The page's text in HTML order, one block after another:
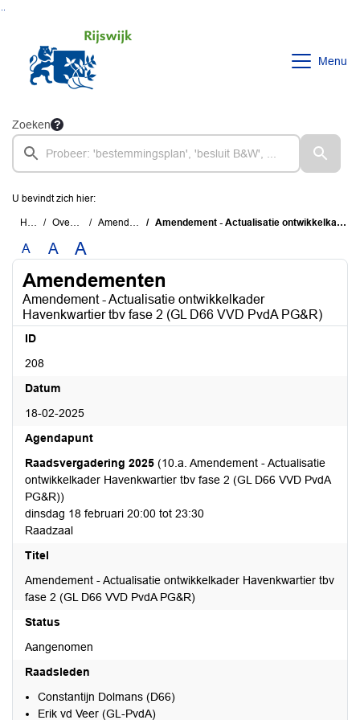
Menu
Zoeken
U bevindt zich hier:
Home Overzichten Amendementen Amendement - Actualisatie ontwikkelkader Havenkwartier tbv fase 2 (GL D66 VVD PvdA PG&R)
A A A
Amendementen
Amendement - Actualisatie ontwikkelkader
Havenkwartier tbv fase 2 (GL D66 VVD PvdA PG&R)
ID
208
Datum
18-02-2025
Agendapunt
Raadsvergadering 2025 (10.a. Amendement - Actualisatie
ontwikkelkader Havenkwartier tbv fase 2 (GL D66 VVD PvdA
PG&R))
dinsdag 18 februari 20:00 tot 23:30
Raadzaal
Titel
Amendement - Actualisatie ontwikkelkader Havenkwartier tbv
fase 2 (GL D66 VVD PvdA PG&R)
Status
Aangenomen
Raadsleden
Constantijn Dolmans (D66)
Erik vd Veer (GL-PvdA)